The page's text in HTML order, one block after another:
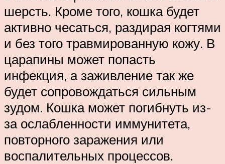
шерсть. Кроме того, кошка будет
активно чесаться, раздирая когтями
и без того травмированную кожу. В
царапины может попасть
инфекция, а заживление так же
будет сопровождаться сильным
зудом. Кошка может погибнуть из-
за ослабленности иммунитета,
повторного заражения или
воспалительных процессов.